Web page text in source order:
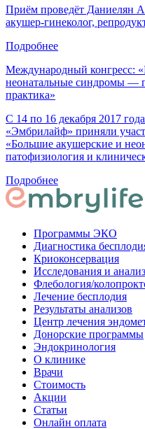
Приём проведёт Даниелян
акушер-гинеколог,
Подробнее
Международный конгресс:
неонатальные синдромы —
практика»
С 14 по 16 декабря 2017
«Эмбрилайф» приняли
«Большие акушерские и
патофизиология и
Подробнее
Программы ЭКО
Диагностика
Криоконсервация
Исследования и
Флебология/
Лечение бесплодия
Результаты анализов
Центр лечения
Донорские программы
Эндокринология
О клинике
Врачи
Стоимость
Акции
Статьи
Онлайн оплата